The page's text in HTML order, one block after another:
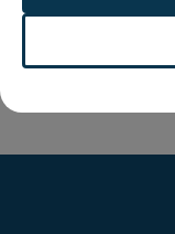
Page Facebook